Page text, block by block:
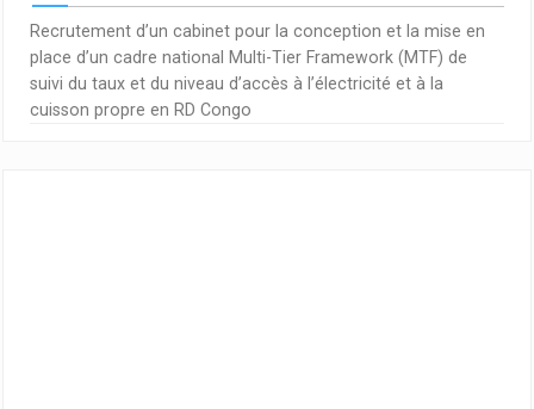
Recrutement d’un cabinet pour la conception et la mise en
place d’un cadre national Multi-Tier Framework (MTF) de
suivi du taux et du niveau d’accès à l’électricité et à la
cuisson propre en RD Congo